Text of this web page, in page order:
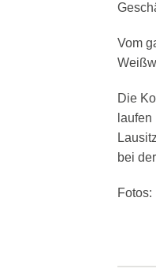
Vom
Die
bei der
Fotos: